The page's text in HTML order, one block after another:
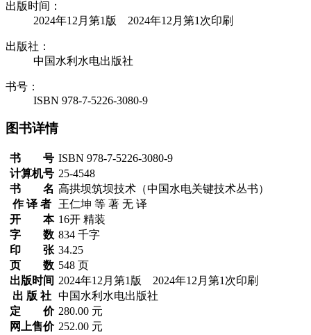
出版时间：
2024年12月第1版 2024年12月第1次印刷
出版社：
中国水利水电出版社
书号：
ISBN 978-7-5226-3080-9
图书详情
书 号 ISBN 978-7-5226-3080-9
计算机号 25-4548
书 名 高拱坝筑坝技术（中国水电关键技术丛书）
作 译 者
王仁坤 等 著 无 译
开 本 16开 精装
字 数 834 千字
印 张 34.25
页 数 548 页
出版时间 2024年12月第1版 2024年12月第1次印刷
出 版 社 中国水利水电出版社
定 价 280.00 元
网上售价 252.00 元